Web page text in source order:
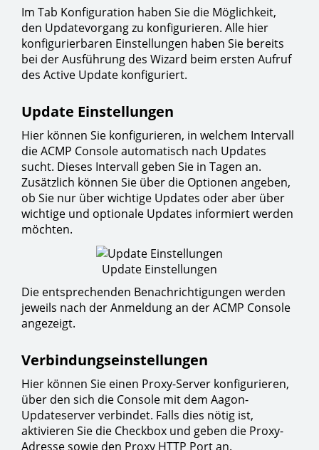
Im Tab Konfiguration haben Sie die Möglichkeit,
den Updatevorgang zu konfigurieren. Alle hier
konfigurierbaren Einstellungen haben Sie bereits
bei der Ausführung des Wizard beim ersten Aufruf
des Active Update konfiguriert.
Update Einstellungen
Hier können Sie konfigurieren, in welchem Intervall
die ACMP Console automatisch nach Updates
sucht. Dieses Intervall geben Sie in Tagen an.
Zusätzlich können Sie über die Optionen angeben,
ob Sie nur über wichtige Updates oder aber über
wichtige und optionale Updates informiert werden
möchten.
Update Einstellungen
Die entsprechenden Benachrichtigungen werden
jeweils nach der Anmeldung an der ACMP Console
angezeigt.
Verbindungseinstellungen
Hier können Sie einen Proxy-Server konfigurieren,
über den sich die Console mit dem Aagon-
Updateserver verbindet. Falls dies nötig ist,
aktivieren Sie die Checkbox und geben die Proxy-
Adresse sowie den Proxy HTTP Port an.